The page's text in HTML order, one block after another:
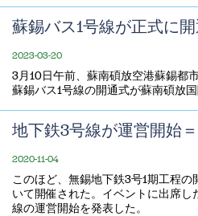
蘇錫バス1号線が正式に
2023-03-20
3月10日午前、蘇南碩放空港蘇錫都
蘇錫バス1号線の開通式が蘇南碩放国
地下鉄3号線が運営開始
2020-11-04
このほど、無錫地下鉄3号1期工程の
いて開催された。イベントに出席し
線の運営開始を発表した。